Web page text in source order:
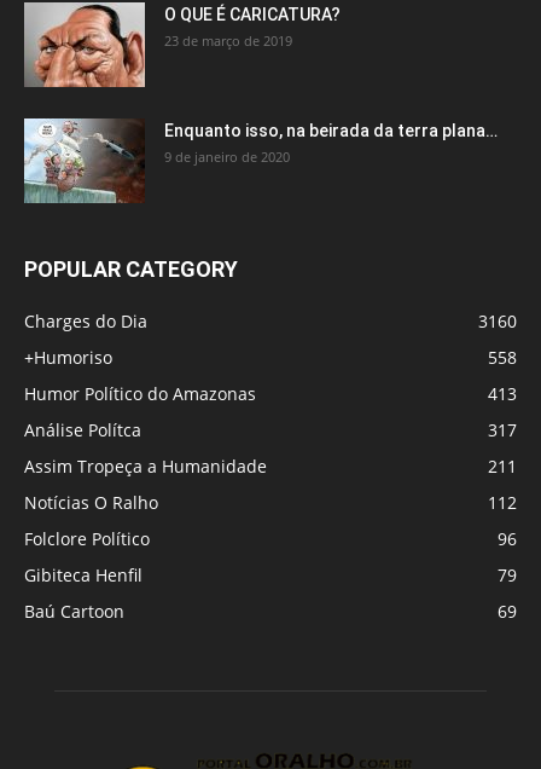
O QUE É CARICATURA?
23 de março de 2019
Enquanto isso, na beirada da terra plana…
9 de janeiro de 2020
POPULAR CATEGORY
Charges do Dia
3160
+Humoriso
558
Humor Político do Amazonas
413
Análise Polítca
317
Assim Tropeça a Humanidade
211
Notícias O Ralho
112
Folclore Político
96
Gibiteca Henfil
79
Baú Cartoon
69